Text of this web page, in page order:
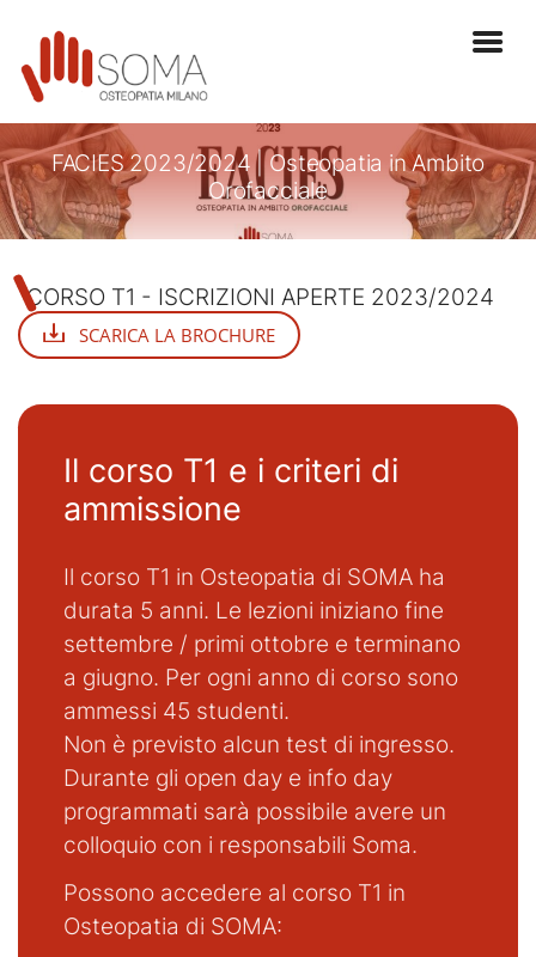
FACIES 2023/2024 | Osteopatia in Ambito
Orofacciale
CORSO T1 - ISCRIZIONI APERTE 2023/2024
SCARICA LA BROCHURE
Il corso T1 e i criteri di
ammissione
Il corso T1 in Osteopatia di SOMA ha
durata 5 anni. Le lezioni iniziano fine
settembre / primi ottobre e terminano
a giugno. Per ogni anno di corso sono
ammessi 45 studenti.
Non è previsto alcun test di ingresso.
Durante gli open day e info day
programmati sarà possibile avere un
colloquio con i responsabili Soma.
Possono accedere al corso T1 in
Osteopatia di SOMA: